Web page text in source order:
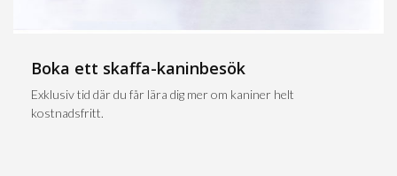
Boka ett skaffa-kaninbesök
Exklusiv tid där du får lära dig mer om kaniner helt
kostnadsfritt.